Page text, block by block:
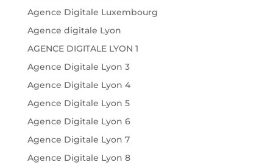
Agence Digitale Luxembourg
Agence digitale Lyon
AGENCE DIGITALE LYON 1
Agence Digitale Lyon 3
Agence Digitale Lyon 4
Agence Digitale Lyon 5
Agence Digitale Lyon 6
Agence Digitale Lyon 7
Agence Digitale Lyon 8